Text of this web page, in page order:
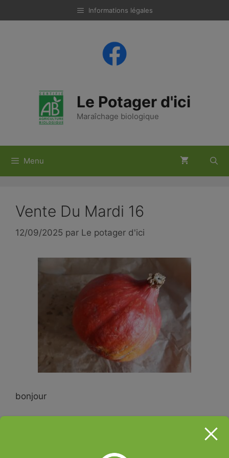
au
Informations légales
Le Potager d'ici
Maraîchage biologique
Menu
Vente Du Mardi 16
12/09/2025 par Le potager d'ici
bonjour